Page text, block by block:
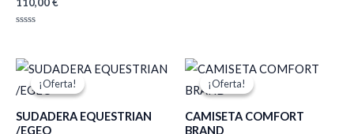
de
5
¡Oferta!
¡Oferta!
SUDADERA EQUESTRIAN
/EGEO
El
precio
original
34,95 €.
El
precio
29,95 €.
¡Oferta!
¡Oferta!
CAMISETA COMFORT
BRAND
El
precio
original
17,95 €.
El
precio
14,95 €.